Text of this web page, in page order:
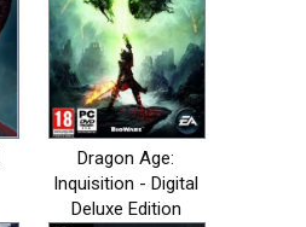
Dragon Age:
Inquisition - Digital
Deluxe Edition